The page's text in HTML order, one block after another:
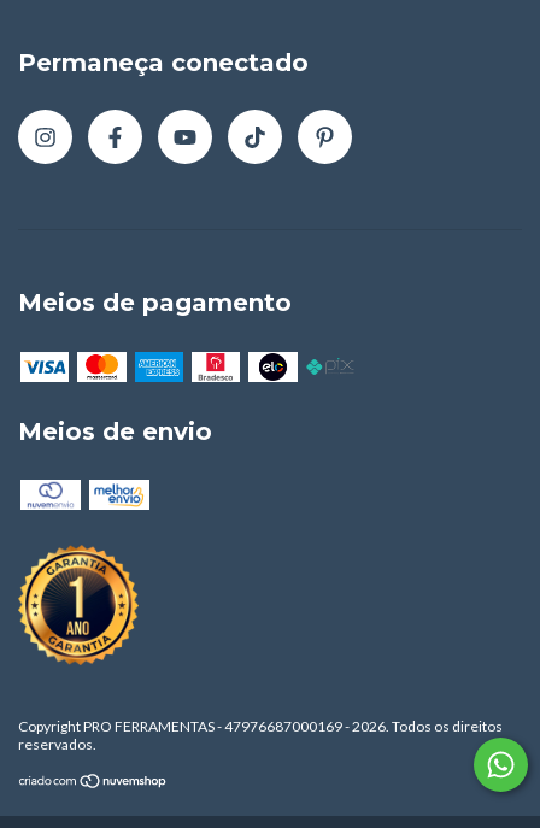
Permaneça conectado
Meios de pagamento
Meios de envio
Copyright PRO FERRAMENTAS - 47976687000169 - 2026. Todos os direitos
reservados.